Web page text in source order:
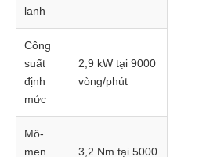
lanh
Công
suất
định
mức
2,9 kW tại 9000
vòng/phút
Mô-
men
3,2 Nm tại 5000